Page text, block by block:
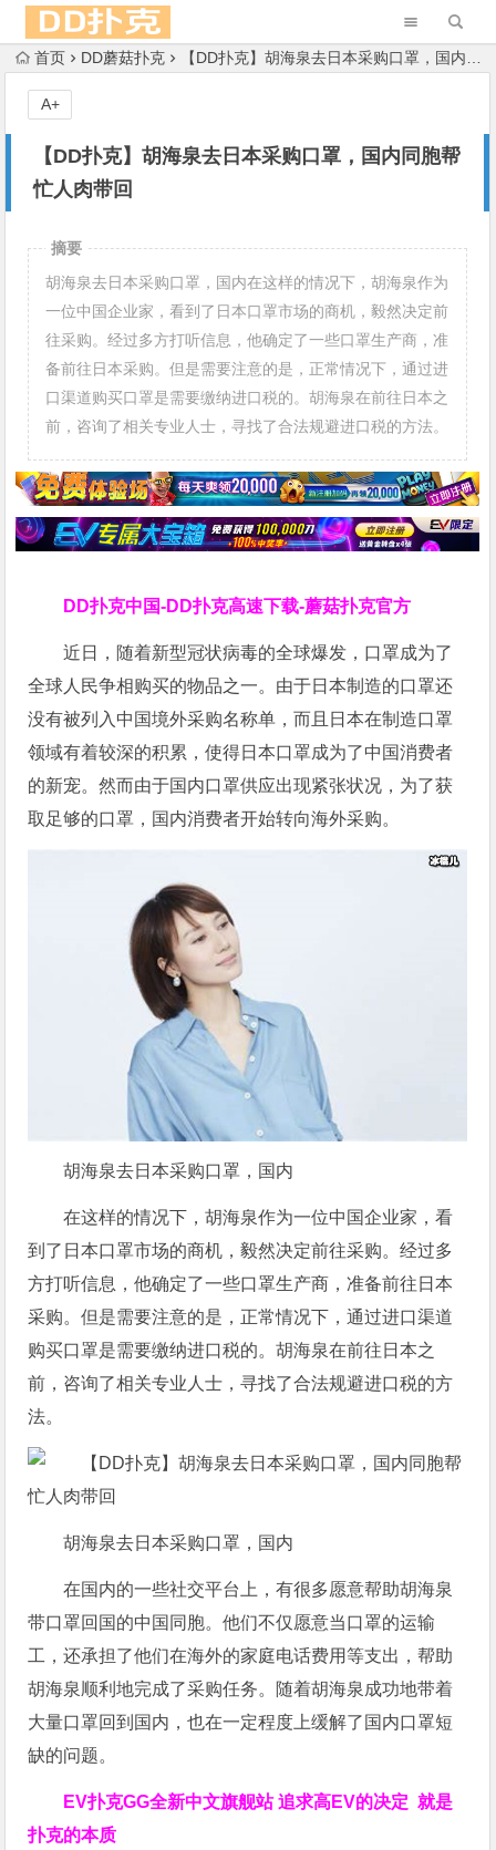
首页 DD蘑菇扑克 【DD扑克】胡海泉去日本采购口罩，国内同胞帮忙人肉带回
【DD扑克】胡海泉去日本采购口罩，国内同胞帮
忙人肉带回
A+
摘要
胡海泉去日本采购口罩，国内在这样的情况下，胡海泉作为
一位中国企业家，看到了日本口罩市场的商机，毅然决定前
往采购。经过多方打听信息，他确定了一些口罩生产商，准
备前往日本采购。但是需要注意的是，正常情况下，通过进
口渠道购买口罩是需要缴纳进口税的。胡海泉在前往日本之
前，咨询了相关专业人士，寻找了合法规避进口税的方法。
DD扑克中国-DD扑克高速下载-蘑菇扑克官方
近日，随着新型冠状病毒的全球爆发，口罩成为了
全球人民争相购买的物品之一。由于日本制造的口罩还
没有被列入中国境外采购名称单，而且日本在制造口罩
领域有着较深的积累，使得日本口罩成为了中国消费者
的新宠。然而由于国内口罩供应出现紧张状况，为了获
取足够的口罩，国内消费者开始转向海外采购。
胡海泉去日本采购口罩，国内
在这样的情况下，胡海泉作为一位中国企业家，看
到了日本口罩市场的商机，毅然决定前往采购。经过多
方打听信息，他确定了一些口罩生产商，准备前往日本
采购。但是需要注意的是，正常情况下，通过进口渠道
购买口罩是需要缴纳进口税的。胡海泉在前往日本之
前，咨询了相关专业人士，寻找了合法规避进口税的方
法。
胡海泉去日本采购口罩，国内
在国内的一些社交平台上，有很多愿意帮助胡海泉
带口罩回国的中国同胞。他们不仅愿意当口罩的运输
工，还承担了他们在海外的家庭电话费用等支出，帮助
胡海泉顺利地完成了采购任务。随着胡海泉成功地带着
大量口罩回到国内，也在一定程度上缓解了国内口罩短
缺的问题。
EV扑克GG全新中文旗舰站追求高EV的决定就是
扑克的本质